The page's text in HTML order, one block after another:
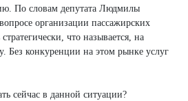
По словам депутата Людмилы
организации пассажирских
что называется, на
Без конкуренции на этом рынке услуг
сейчас в данной ситуации?